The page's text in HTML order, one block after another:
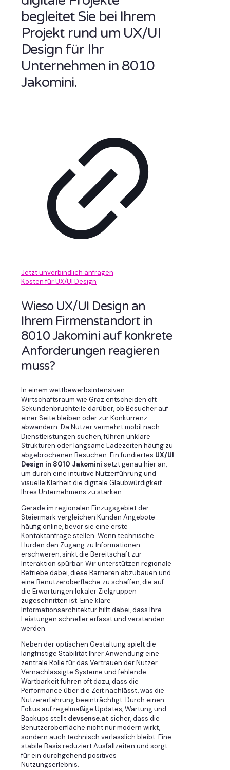
begleitet Sie bei Ihrem
Projekt rund um UX/UI
Design für Ihr
Unternehmen in 8010
Jakomini.
Jetzt unverbindlich anfragen
Kosten für UX/UI Design
Wieso UX/UI Design an
Ihrem Firmenstandort in
8010 Jakomini auf konkrete
Anforderungen reagieren
muss?
In einem wettbewerbsintensiven
Wirtschaftsraum wie Graz entscheiden oft
Sekundenbruchteile darüber, ob Besucher auf
einer Seite bleiben oder zur Konkurrenz
abwandern. Da Nutzer vermehrt mobil nach
Dienstleistungen suchen, führen unklare
Strukturen oder langsame Ladezeiten häufig zu
abgebrochenen Besuchen. Ein fundiertes UX/UI
Design in 8010 Jakomini setzt genau hier an,
um durch eine intuitive Nutzerführung und
visuelle Klarheit die digitale Glaubwürdigkeit
Ihres Unternehmens zu stärken.
Gerade im regionalen Einzugsgebiet der
Steiermark vergleichen Kunden Angebote
häufig online, bevor sie eine erste
Kontaktanfrage stellen. Wenn technische
Hürden den Zugang zu Informationen
erschweren, sinkt die Bereitschaft zur
Interaktion spürbar. Wir unterstützen regionale
Betriebe dabei, diese Barrieren abzubauen und
eine Benutzeroberfläche zu schaffen, die auf
die Erwartungen lokaler Zielgruppen
zugeschnitten ist. Eine klare
Informationsarchitektur hilft dabei, dass Ihre
Leistungen schneller erfasst und verstanden
werden.
Neben der optischen Gestaltung spielt die
langfristige Stabilität Ihrer Anwendung eine
zentrale Rolle für das Vertrauen der Nutzer.
Vernachlässigte Systeme und fehlende
Wartbarkeit führen oft dazu, dass die
Performance über die Zeit nachlässt, was die
Nutzererfahrung beeinträchtigt. Durch einen
Fokus auf regelmäßige Updates, Wartung und
Backups stellt devsense.at sicher, dass die
Benutzeroberfläche nicht nur modern wirkt,
sondern auch technisch verlässlich bleibt. Eine
stabile Basis reduziert Ausfallzeiten und sorgt
für ein durchgehend positives
Nutzungserlebnis.